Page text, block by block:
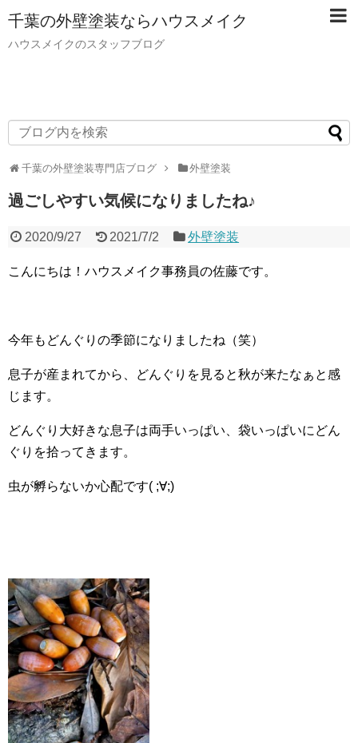
千葉の外壁塗装ならハウスメイク
ハウスメイクのスタッフブログ
千葉の外壁塗装専門店ブログ 外壁塗装
過ごしやすい気候になりましたね♪
2020/9/27 2021/7/2 外壁塗装
こんにちは！ハウスメイク事務員の佐藤です。
今年もどんぐりの季節になりましたね（笑）
息子が産まれてから、どんぐりを見ると秋が来たなぁと感
じます。
どんぐり大好きな息子は両手いっぱい、袋いっぱいにどん
ぐりを拾ってきます。
虫が孵らないか心配です( ;∀;)